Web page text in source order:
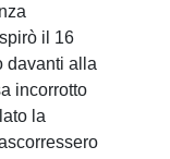
il 16
davanti alla
incorrotto
la